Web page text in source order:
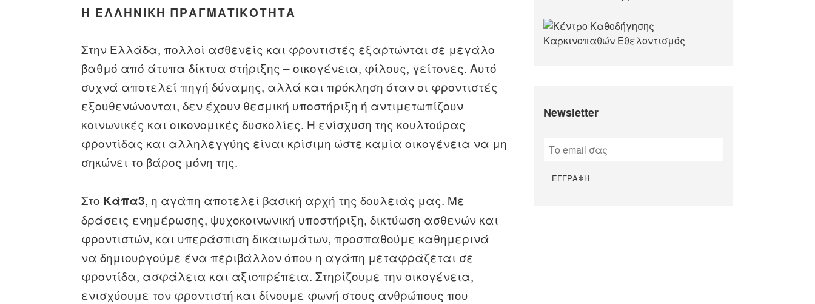
Η ΕΛΛΗΝΙΚΉ ΠΡΑΓΜΑΤΙΚΌΤΗΤΑ
Στην Ελλάδα, πολλοί ασθενείς και φροντιστές εξαρτώνται σε μεγάλο
βαθμό από άτυπα δίκτυα στήριξης – οικογένεια, φίλους, γείτονες. Αυτό
συχνά αποτελεί πηγή δύναμης, αλλά και πρόκληση όταν οι φροντιστές
εξουθενώνονται, δεν έχουν θεσμική υποστήριξη ή αντιμετωπίζουν
κοινωνικές και οικονομικές δυσκολίες. Η ενίσχυση της κουλτούρας
φροντίδας και αλληλεγγύης είναι κρίσιμη ώστε καμία οικογένεια να μη
σηκώνει το βάρος μόνη της.
Στο Κάπα3, η αγάπη αποτελεί βασική αρχή της δουλειάς μας. Με
δράσεις ενημέρωσης, ψυχοκοινωνική υποστήριξη, δικτύωση ασθενών και
φροντιστών, και υπεράσπιση δικαιωμάτων, προσπαθούμε καθημερινά
να δημιουργούμε ένα περιβάλλον όπου η αγάπη μεταφράζεται σε
φροντίδα, ασφάλεια και αξιοπρέπεια. Στηρίζουμε την οικογένεια,
ενισχύουμε τον φροντιστή και δίνουμε φωνή στους ανθρώπους που
Newsletter